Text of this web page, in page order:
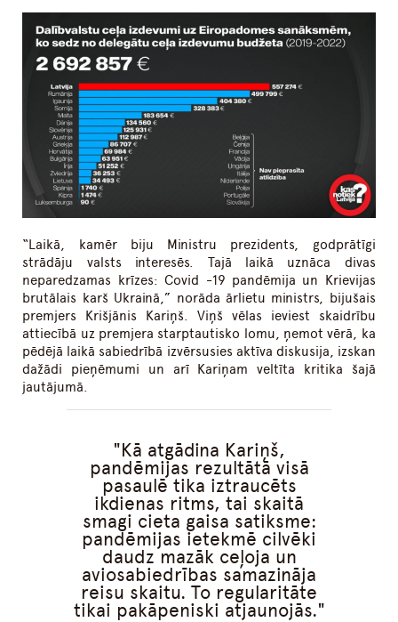
“Laikā, kamēr biju Ministru prezidents, godprātīgi
strādāju valsts interesēs. Tajā laikā uznāca divas
neparedzamas krīzes: Covid -19 pandēmija un Krievijas
brutālais karš Ukrainā,” norāda ārlietu ministrs, bijušais
premjers Krišjānis Kariņš. Viņš vēlas ieviest skaidrību
attiecībā uz premjera starptautisko lomu, ņemot vērā, ka
pēdējā laikā sabiedrībā izvērsusies aktīva diskusija, izskan
dažādi pieņēmumi un arī Kariņam veltīta kritika šajā
jautājumā.
Kā atgādina Kariņš,
pandēmijas rezultātā visā
pasaulē tika iztraucēts
ikdienas ritms, tai skaitā
smagi cieta gaisa satiksme:
pandēmijas ietekmē cilvēki
daudz mazāk ceļoja un
aviosabiedrības samazināja
reisu skaitu. To regularitāte
tikai pakāpeniski atjaunojās.